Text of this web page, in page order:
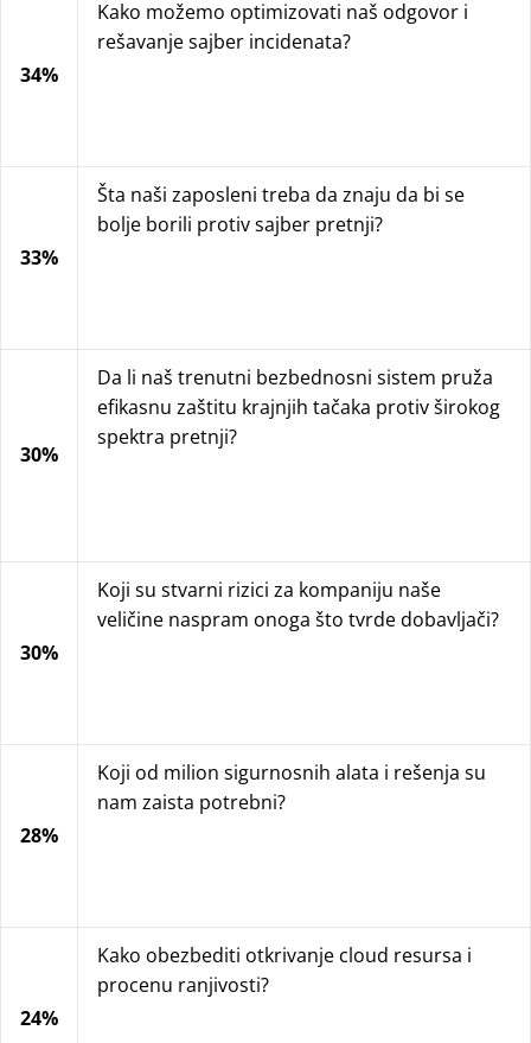
34%
Kako možemo optimizovati naš odgovor i
rešavanje sajber incidenata?
33%
Šta naši zaposleni treba da znaju da bi se
bolje borili protiv sajber pretnji?
30%
Da li naš trenutni bezbednosni sistem pruža
efikasnu zaštitu krajnjih tačaka protiv širokog
spektra pretnji?
30%
Koji su stvarni rizici za kompaniju naše
veličine naspram onoga što tvrde dobavljači?
28%
Koji od milion sigurnosnih alata i rešenja su
nam zaista potrebni?
24%
Kako obezbediti otkrivanje cloud resursa i
procenu ranjivosti?